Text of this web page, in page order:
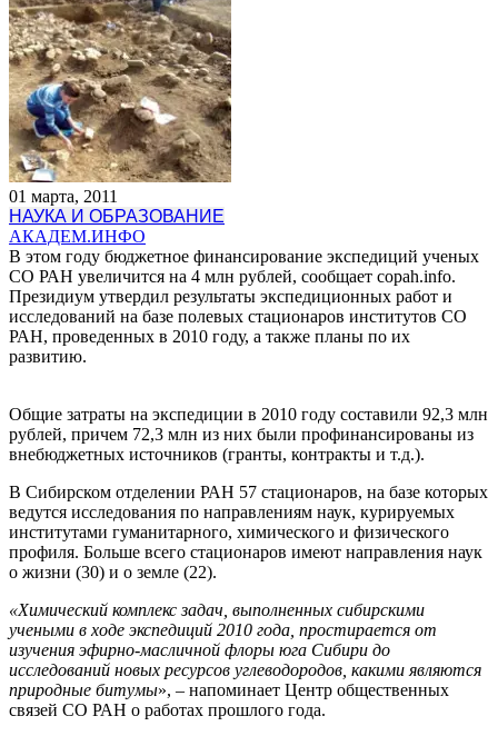
01 марта, 2011
НАУКА И ОБРАЗОВАНИЕ
АКАДЕМ.ИНФО
В этом году бюджетное финансирование экспедиций ученых
СО РАН увеличится на 4 млн рублей, сообщает copah.info.
Президиум утвердил результаты экспедиционных работ и
исследований на базе полевых стационаров институтов СО
РАН, проведенных в 2010 году, а также планы по их
развитию.
Общие затраты на экспедиции в 2010 году составили 92,3 млн
рублей, причем 72,3 млн из них были профинансированы из
внебюджетных источников (гранты, контракты и т.д.).
В Сибирском отделении РАН 57 стационаров, на базе которых
ведутся исследования по направлениям наук, курируемых
институтами гуманитарного, химического и физического
профиля. Больше всего стационаров имеют направления наук
о жизни (30) и о земле (22).
«Химический комплекс задач, выполненных сибирскими
учеными в ходе экспедиций 2010 года, простирается от
изучения эфирно-масличной флоры юга Сибири до
исследований новых ресурсов углеводородов, какими являются
природные битумы», – напоминает Центр общественных
связей СО РАН о работах прошлого года.